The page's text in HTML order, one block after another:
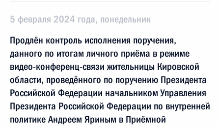
5 февраля 2024 года, понедельник
Продлён контроль исполнения поручения,
данного по итогам личного приёма в режиме
видео-конференц-связи жительницы Кировской
области, проведённого по поручению Президента
Российской Федерации начальником Управления
Президента Российской Федерации по внутренней
политике Андреем Яриным в Приёмной